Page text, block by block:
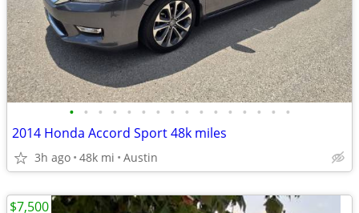
• • • • • • • • • • • • • • • •
2014 Honda Accord Sport 48k miles
3h ago 48k mi Austin
$7,500